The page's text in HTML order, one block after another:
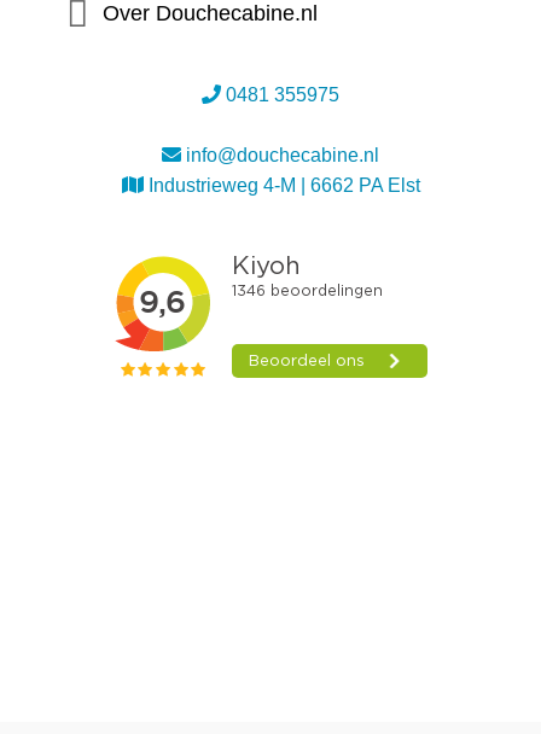
Over Douchecabine.nl
0481 355975
info@douchecabine.nl
Industrieweg 4-M | 6662 PA Elst